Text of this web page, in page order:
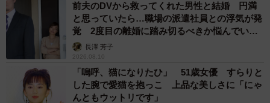
を見ていたことは写真を撮った後に知りました。
――この後はどんな展開に？
この後、わらびがひなたを退かしてベッドの場所を陣取っ
ていました（笑）。
前夫のDVから救ってくれた男性と結婚 円満
と思っていたら…職場の派遣社員との浮気が発
覚 2度目の離婚に踏み切るべきか悩んでいま
す【夫婦関係修復カウンセラーが解説】
長澤 芳子
2026.08.10
「嗚呼、猫になりたひ」 51歳女優 すらりと
した腕で愛猫を抱っこ 上品な美しさに「にゃ
んともウットリです」